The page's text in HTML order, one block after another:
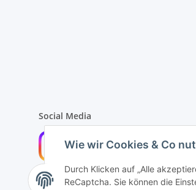
Wie wir Cookies & Co
Durch Klicken auf „Alle
ReCaptcha. Sie können die
Social Media